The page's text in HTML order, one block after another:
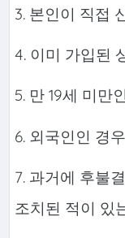
3. 본인이 직접
4. 이미 가입된
5. 만 19세 미만
6. 외국인인 경우
7. 과거에 후불
조치된 적이 있